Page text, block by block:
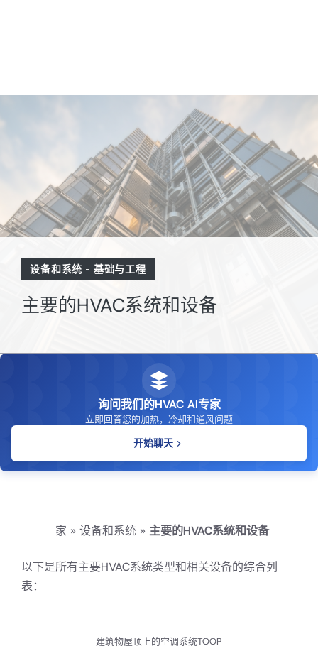
设备和系统 - 基础与工程
主要的HVAC系统和设备
询问我们的HVAC AI专家
立即回答您的加热，冷却和通风问题
开始聊天
家 » 设备和系统 » 主要的HVAC系统和设备
以下是所有主要HVAC系统类型和相关设备的综合列
表：
建筑物屋顶上的空调系统TOOP